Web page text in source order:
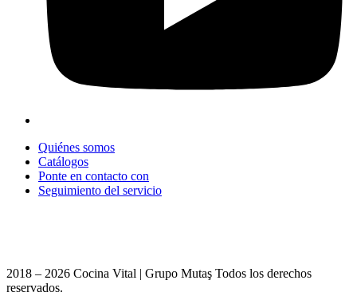
Quiénes somos
Catálogos
Ponte en contacto con
Seguimiento del servicio
2018 – 2026 Cocina Vital | Grupo Mutaş Todos los derechos
reservados.